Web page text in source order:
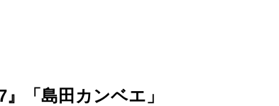
』「島田カンベエ」